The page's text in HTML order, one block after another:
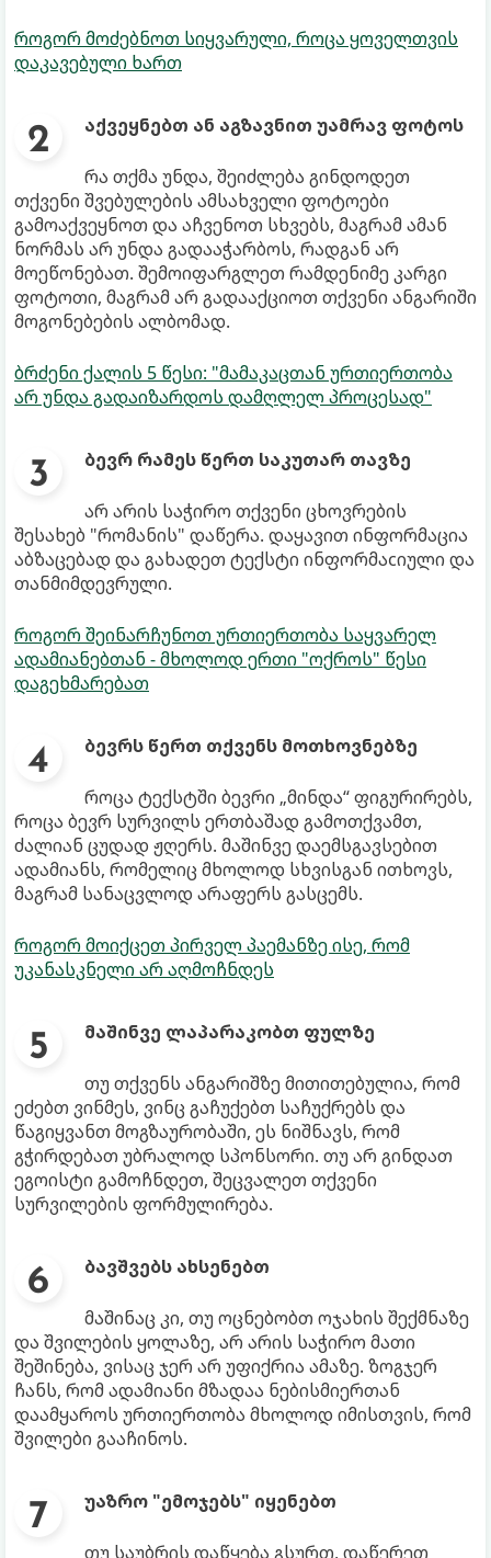
როგორ მოძებნოთ სიყვარული, როცა ყოველთვის
დაკავებული ხართ
აქვეყნებთ ან აგზავნით უამრავ ფოტოს
რა თქმა უნდა, შეიძლება გინდოდეთ
თქვენი შვებულების ამსახველი ფოტოები
გამოაქვეყნოთ და აჩვენოთ სხვებს, მაგრამ ამან
ნორმას არ უნდა გადააჭარბოს, რადგან არ
მოეწონებათ. შემოიფარგლეთ რამდენიმე კარგი
ფოტოთი, მაგრამ არ გადააქციოთ თქვენი ანგარიში
მოგონებების ალბომად.
ბრძენი ქალის 5 წესი: "მამაკაცთან ურთიერთობა
არ უნდა გადაიზარდოს დამღლელ პროცესად"
ბევრ რამეს წერთ საკუთარ თავზე
არ არის საჭირო თქვენი ცხოვრების
შესახებ "რომანის" დაწერა. დაყავით ინფორმაცია
აბზაცებად და გახადეთ ტექსტი ინფორმაcიული და
თანმიმდევრული.
როგორ შეინარჩუნოთ ურთიერთობა საყვარელ
ადამიანებთან - მხოლოდ ერთი "ოქროს" წესი
დაგეხმარებათ
ბევრს წერთ თქვენს მოთხოვნებზე
როცა ტექსტში ბევრი „მინდა“ ფიგურირებს,
როცა ბევრ სურვილს ერთბაშად გამოთქვამთ,
ძალიან ცუდად ჟღერს. მაშინვე დაემსგავსებით
ადამიანს, რომელიც მხოლოდ სხვისგან ითხოვს,
მაგრამ სანაცვლოდ არაფერს გასცემს.
როგორ მოიქცეთ პირველ პაემანზე ისე, რომ
უკანასკნელი არ აღმოჩნდეს
მაშინვე ლაპარაკობთ ფულზე
თუ თქვენს ანგარიშზე მითითებულია, რომ
ეძებთ ვინმეს, ვინც გაჩუქებთ საჩუქრებს და
წაგიყვანთ მოგზაურობაში, ეს ნიშნავს, რომ
გჭირდებათ უბრალოდ სპონსორი. თუ არ გინდათ
ეგოისტი გამოჩნდეთ, შეცვალეთ თქვენი
სურვილების ფორმულირება.
ბავშვებს ახსენებთ
მაშინაც კი, თუ ოცნებობთ ოჯახის შექმნაზე
და შვილების ყოლაზე, არ არის საჭირო მათი
შეშინება, ვისაც ჯერ არ უფიქრია ამაზე. ზოგჯერ
ჩანს, რომ ადამიანი მზადაა ნებისმიერთან
დაამყაროს ურთიერთობა მხოლოდ იმისთვის, რომ
შვილები გააჩინოს.
უაზრო "ემოჯებს" იყენებთ
თუ საუბრის დაწყება გსურთ, დაწერეთ